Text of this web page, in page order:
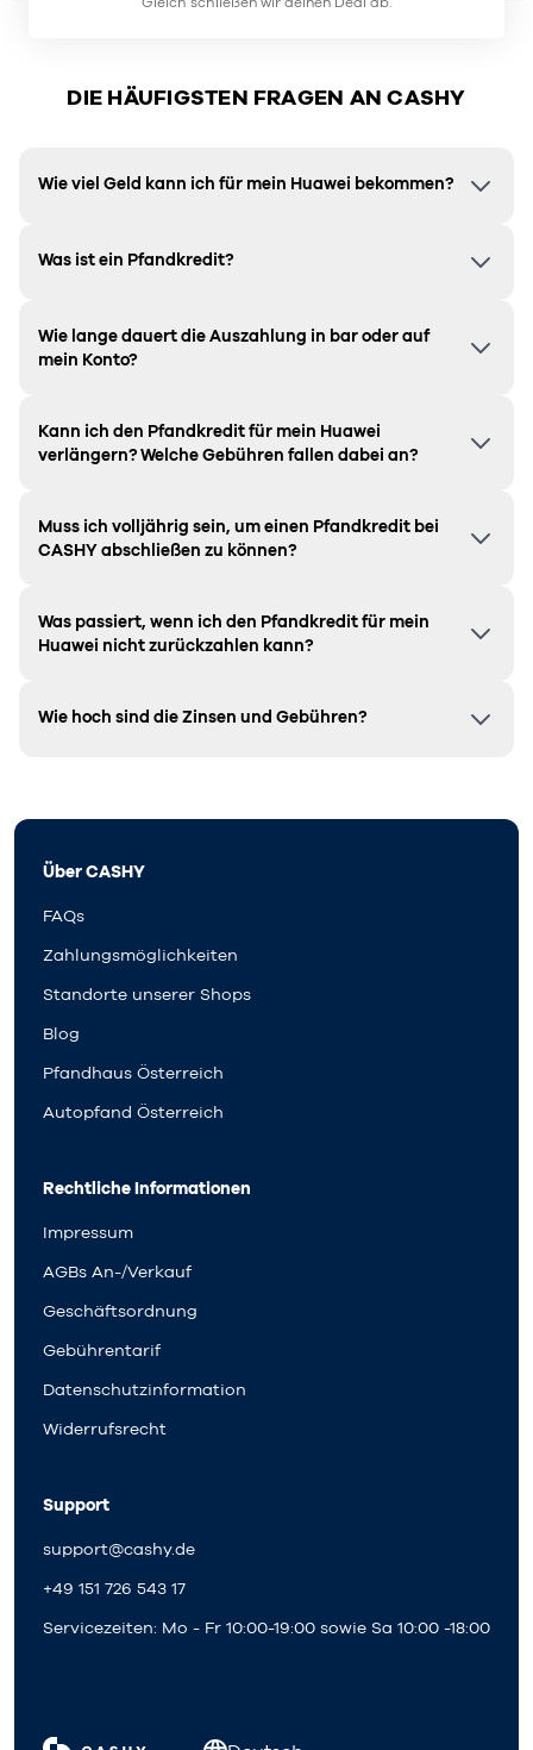
DIE HÄUFIGSTEN FRAGEN AN CASHY
Wie viel Geld kann ich für mein Huawei bekommen?
Was ist ein Pfandkredit?
Wie lange dauert die Auszahlung in bar oder auf
mein Konto?
Kann ich den Pfandkredit für mein Huawei
verlängern? Welche Gebühren fallen dabei an?
Muss ich volljährig sein, um einen Pfandkredit bei
CASHY abschließen zu können?
Was passiert, wenn ich den Pfandkredit für mein
Huawei nicht zurückzahlen kann?
Wie hoch sind die Zinsen und Gebühren?
Über CASHY
FAQs
Zahlungsmöglichkeiten
Standorte unserer Shops
Blog
Pfandhaus Österreich
Autopfand Österreich
Rechtliche Informationen
Impressum
AGBs An-/Verkauf
Geschäftsordnung
Gebührentarif
Datenschutzinformation
Widerrufsrecht
Support
support@cashy.de
+49 151 726 543 17
Servicezeiten: Mo - Fr 10:00-19:00 sowie Sa 10:00 -18:00